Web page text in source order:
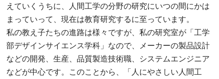
えていくうちに、人間工学の分野の研究にいつの間にかは
まっていって、現在は教育研究するに至っています。
私の教え子たちの進路は様々ですが、私の研究室が「工学
部デザインサイエンス学科」なので、メーカーの製品設計
などの開発、生産、品質製造技術職、システムエンジニア
などが中心です。このことから、「人にやさしい人間工